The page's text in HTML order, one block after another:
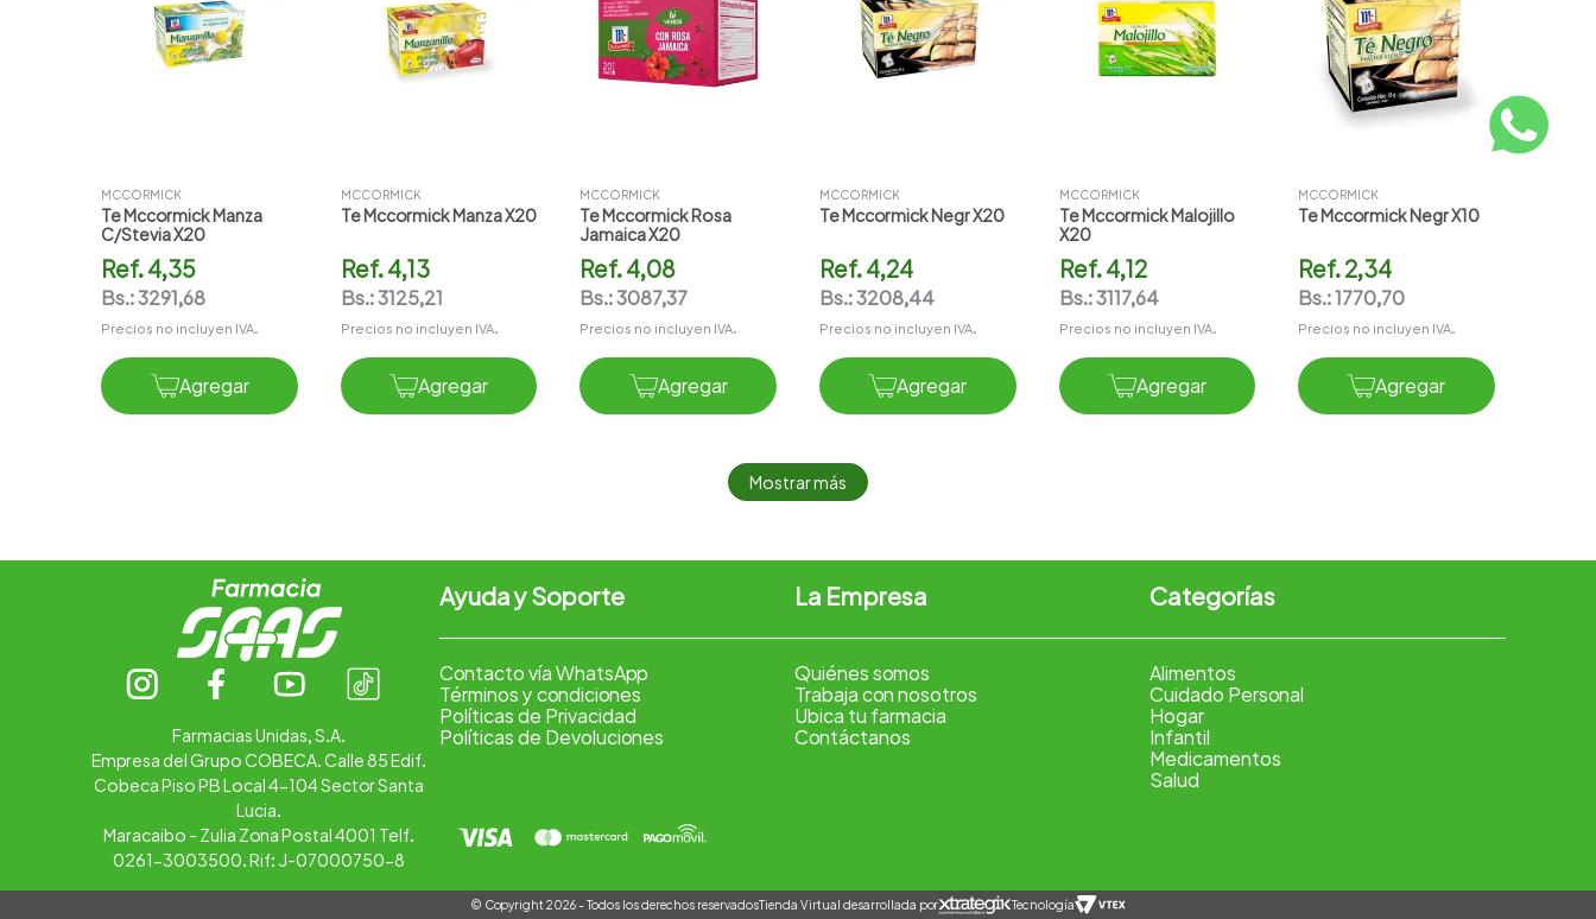
MCCORMICK
Te Mccormick Manza
C/stevia X20
Ref.4,35
Bs.:3291,68
Precios no incluyen IVA.
Agregar
MCCORMICK
Te Mccormick Manza X20
Ref.4,13
Bs.:3125,21
Precios no incluyen IVA.
Agregar
MCCORMICK
Te Mccormick Rosa
Jamaica X20
Ref.4,08
Bs.:3087,37
Precios no incluyen IVA.
Agregar
MCCORMICK
Te Mccormick Negr X20
Ref.4,24
Bs.:3208,44
Precios no incluyen IVA.
Agregar
MCCORMICK
Te Mccormick Malojillo
X20
Ref.4,12
Bs.:3117,64
Precios no incluyen IVA.
Agregar
MCCORMICK
Te Mccormick Negr X10
Ref.2,34
Bs.:1770,70
Precios no incluyen IVA.
Agregar
Mostrar más
Farmacias Unidas, S.A.
Empresa del Grupo COBECA. Calle 85 Edif.
Cobeca Piso PB Local 4-104 Sector Santa
Lucia.
Maracaibo - Zulia Zona Postal 4001 Telf.
0261-3003500. Rif: J-07000750-8
Ayuda y Soporte
Contacto vía WhatsApp
Términos y condiciones
Políticas de Privacidad
Políticas de Devoluciones
La Empresa
Quiénes somos
Trabaja con nosotros
Ubica tu farmacia
Contáctanos
Categorías
Alimentos
Cuidado Personal
Hogar
Infantil
Medicamentos
Salud
© Copyright 2026 - Todos los derechos reservadosTienda Virtual desarrollada por Tecnología